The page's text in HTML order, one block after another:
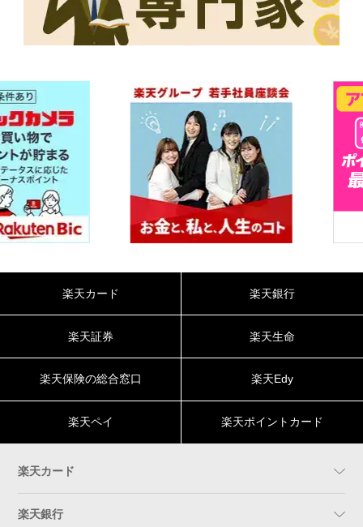
楽天カード 楽天銀行
楽天証券 楽天生命
楽天保険の総合窓口 楽天Edy
楽天ペイ 楽天ポイントカード
楽天カード
楽天銀行